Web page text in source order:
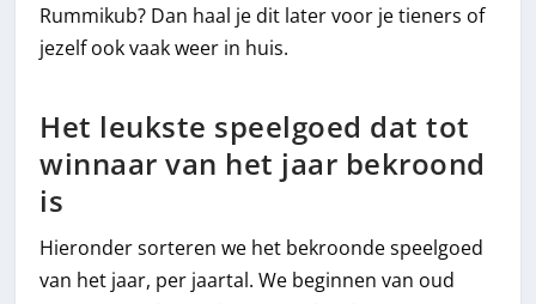
Rummikub? Dan haal je dit later voor je tieners of
jezelf ook vaak weer in huis.
Het leukste speelgoed dat tot
winnaar van het jaar bekroond
is
Hieronder sorteren we het bekroonde speelgoed
van het jaar, per jaartal. We beginnen van oud